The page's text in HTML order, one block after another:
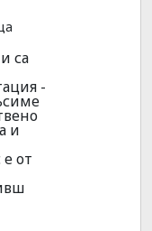
са
-
и
от